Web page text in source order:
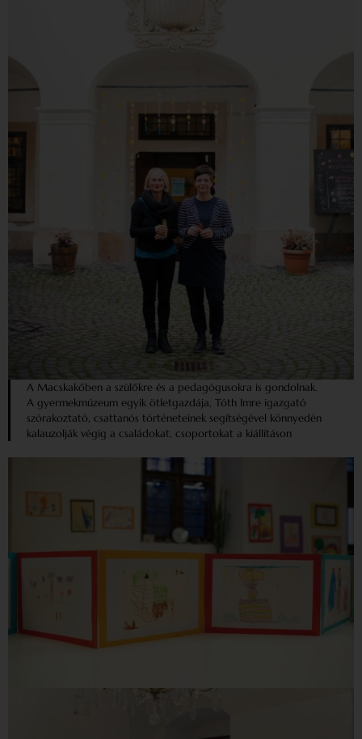
A Macskakőben a szülőkre és a pedagógusokra is gondolnak.
A gyermekmúzeum egyik ötletgazdája, Tóth Imre igazgató
szórakoztató, csattanós történeteinek segítségével könnyedén
kalauzolják végig a családokat, csoportokat a kiállításon